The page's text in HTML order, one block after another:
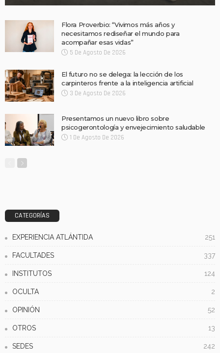
Flora Proverbio: “Vivimos más años y
necesitamos rediseñar el mundo para
acompañar esas vidas”
5 De Agosto De 2026
El futuro no se delega: la lección de los
carpinteros frente a la inteligencia artificial
3 De Agosto De 2026
Presentamos un nuevo libro sobre
psicogerontología y envejecimiento saludable
1 De Agosto De 2026
CATEGORÍAS
EXPERIENCIA ATLÁNTIDA 251
FACULTADES 337
INSTITUTOS 124
OCULTA 2
OPINIÓN 52
OTROS 13
SEDES 242